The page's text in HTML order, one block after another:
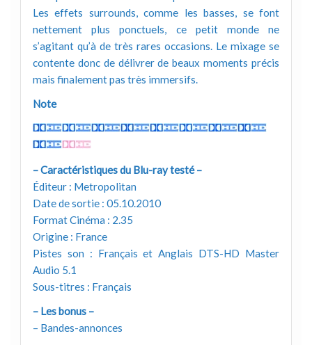
Les effets surrounds, comme les basses, se font
nettement plus ponctuels, ce petit monde ne
s’agitant qu’à de très rares occasions. Le mixage se
contente donc de délivrer de beaux moments précis
mais finalement pas très immersifs.
Note
– Caractéristiques du Blu-ray testé –
Éditeur : Metropolitan
Date de sortie : 05.10.2010
Format Cinéma : 2.35
Origine : France
Pistes son : Français et Anglais DTS-HD Master
Audio 5.1
Sous-titres : Français
– Les bonus –
– Bandes-annonces